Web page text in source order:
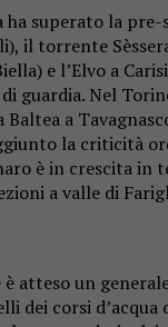
ha superato la pre-
il torrente
e l’Elvo a
guardia. Nel
a
la criticità
è in crescita in
a valle di
atteso un
dei corsi d’acqua